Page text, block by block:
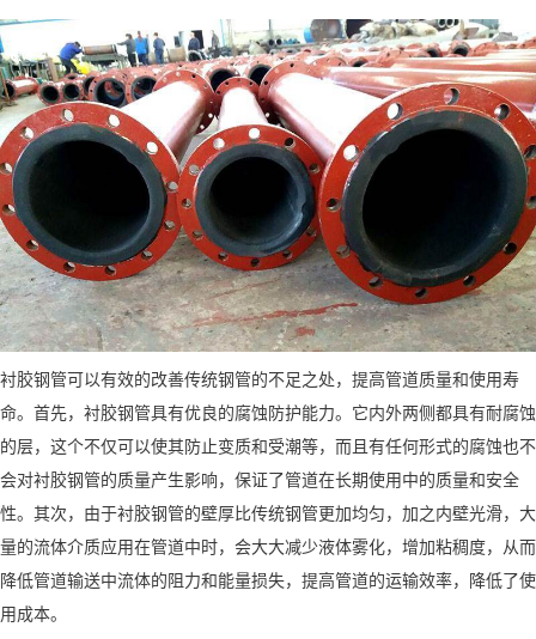
衬胶钢管可以有效的改善传统钢管的不足之处，提高管道质量和使用寿
命。首先，衬胶钢管具有优良的腐蚀防护能力。它内外两侧都具有耐腐蚀
的层，这个不仅可以使其防止变质和受潮等，而且有任何形式的腐蚀也不
会对衬胶钢管的质量产生影响，保证了管道在长期使用中的质量和安全
性。其次，由于衬胶钢管的壁厚比传统钢管更加均匀，加之内壁光滑，大
量的流体介质应用在管道中时，会大大减少液体雾化，增加粘稠度，从而
降低管道输送中流体的阻力和能量损失，提高管道的运输效率，降低了使
用成本。